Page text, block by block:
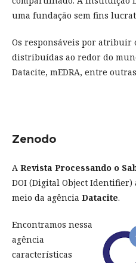
uma fundação sem fins
Os responsáveis por atribuir
distribuídas ao redor do
Datacite, mEDRA, entre
Zenodo
A Revista Processando o
DOI (Digital Object Identifier)
meio da agência Datacite.
Encontramos nessa
agência
características